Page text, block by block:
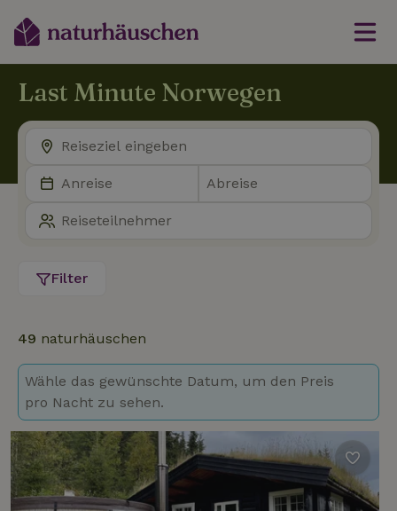
Last Minute Norwegen
Filter
49 naturhäuschen
Wähle das gewünschte Datum, um den Preis
pro Nacht zu sehen.